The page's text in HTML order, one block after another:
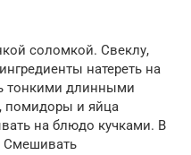
соломкой. Свеклу,
натереть на
тонкими длинными
помидоры и яйца
на блюдо кучками. В
Смешивать